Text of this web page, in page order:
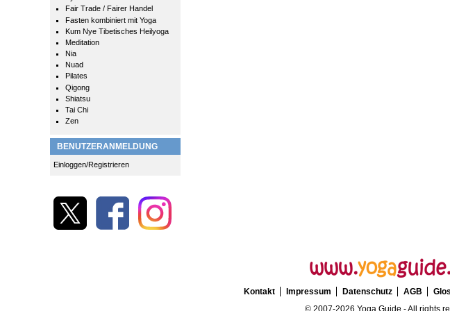
Fair Trade / Fairer Handel
Fasten kombiniert mit Yoga
Kum Nye Tibetisches Heilyoga
Meditation
Nia
Nuad
Pilates
Qigong
Shiatsu
Tai Chi
Zen
BENUTZERANMELDUNG
Einloggen/Registrieren
Kontakt Impressum Datenschutz AGB
© 2007-2026 Yoga Guide - All rights